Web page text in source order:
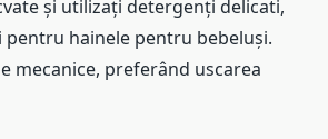
și utilizați detergenți delicati,
pentru hainele pentru bebeluși.
mecanice, preferând uscarea